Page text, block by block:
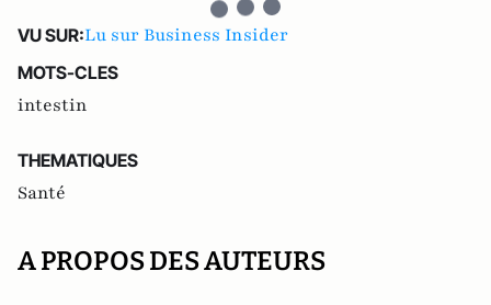
VU SUR:Lu sur Business Insider
MOTS-CLES
intestin
THEMATIQUES
Santé
A PROPOS DES AUTEURS